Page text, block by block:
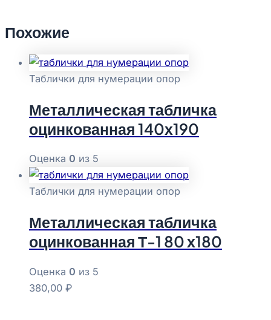
Похожие
Таблички для нумерации опор
Металлическая табличка
оцинкованная 140х190
Оценка 0 из 5
Таблички для нумерации опор
Металлическая табличка
оцинкованная Т-1 80 х180
Оценка 0 из 5
380,00 ₽